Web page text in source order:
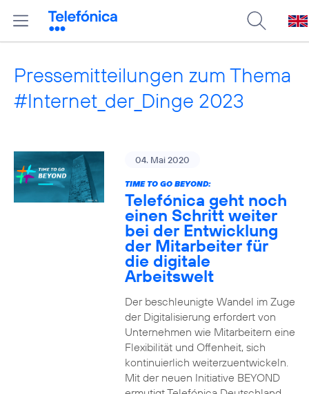
Pressemitteilungen zum Thema
#Internet_der_Dinge 2023
04. Mai 2020
TIME TO GO BEYOND:
Telefónica geht noch
einen Schritt weiter
bei der Entwicklung
der Mitarbeiter für
die digitale
Arbeitswelt
Der beschleunigte Wandel im Zuge
der Digitalisierung erfordert von
Unternehmen wie Mitarbeitern eine
Flexibilität und Offenheit, sich
kontinuierlich weiterzuentwickeln.
Mit der neuen Initiative BEYOND